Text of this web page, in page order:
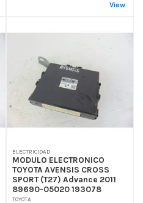
View
ELECTRICIDAD
MODULO ELECTRONICO
TOYOTA AVENSIS CROSS
SPORT (T27) Advance 2011
89690-05020 193078
TOYOTA